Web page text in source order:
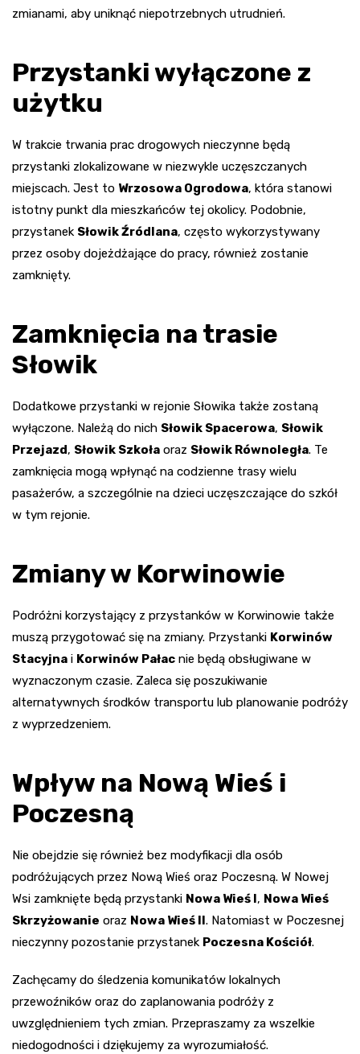
zmianami, aby uniknąć niepotrzebnych utrudnień.
Przystanki wyłączone z
użytku
W trakcie trwania prac drogowych nieczynne będą
przystanki zlokalizowane w niezwykle uczęszczanych
miejscach. Jest to Wrzosowa Ogrodowa, która stanowi
istotny punkt dla mieszkańców tej okolicy. Podobnie,
przystanek Słowik Źródlana, często wykorzystywany
przez osoby dojeżdżające do pracy, również zostanie
zamknięty.
Zamknięcia na trasie
Słowik
Dodatkowe przystanki w rejonie Słowika także zostaną
wyłączone. Należą do nich Słowik Spacerowa, Słowik
Przejazd, Słowik Szkoła oraz Słowik Równoległa. Te
zamknięcia mogą wpłynąć na codzienne trasy wielu
pasażerów, a szczególnie na dzieci uczęszczające do szkół
w tym rejonie.
Zmiany w Korwinowie
Podróżni korzystający z przystanków w Korwinowie także
muszą przygotować się na zmiany. Przystanki Korwinów
Stacyjna i Korwinów Pałac nie będą obsługiwane w
wyznaczonym czasie. Zaleca się poszukiwanie
alternatywnych środków transportu lub planowanie podróży
z wyprzedzeniem.
Wpływ na Nową Wieś i
Poczesną
Nie obejdzie się również bez modyfikacji dla osób
podróżujących przez Nową Wieś oraz Poczesną. W Nowej
Wsi zamknięte będą przystanki Nowa Wieś I, Nowa Wieś
Skrzyżowanie oraz Nowa Wieś II. Natomiast w Poczesnej
nieczynny pozostanie przystanek Poczesna Kościół.
Zachęcamy do śledzenia komunikatów lokalnych
przewoźników oraz do zaplanowania podróży z
uwzględnieniem tych zmian. Przepraszamy za wszelkie
niedogodności i dziękujemy za wyrozumiałość.